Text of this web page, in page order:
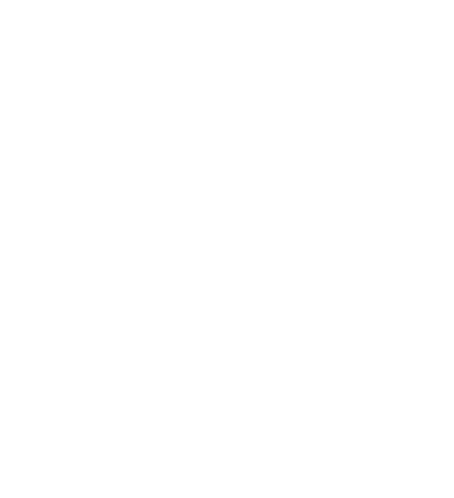
la receptia hotelului. Sfera si calitatea serviciilor si
de catre client la receptia hotelului. Noile taxe de